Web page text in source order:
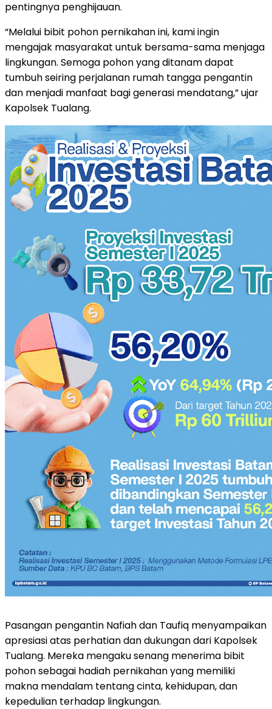
pentingnya penghijauan.
“Melalui bibit pohon pernikahan ini, kami ingin
mengajak masyarakat untuk bersama-sama menjaga
lingkungan. Semoga pohon yang ditanam dapat
tumbuh seiring perjalanan rumah tangga pengantin
dan menjadi manfaat bagi generasi mendatang,” ujar
Kapolsek Tualang.
Pasangan pengantin Nafiah dan Taufiq menyampaikan
apresiasi atas perhatian dan dukungan dari Kapolsek
Tualang. Mereka mengaku senang menerima bibit
pohon sebagai hadiah pernikahan yang memiliki
makna mendalam tentang cinta, kehidupan, dan
kepedulian terhadap lingkungan.